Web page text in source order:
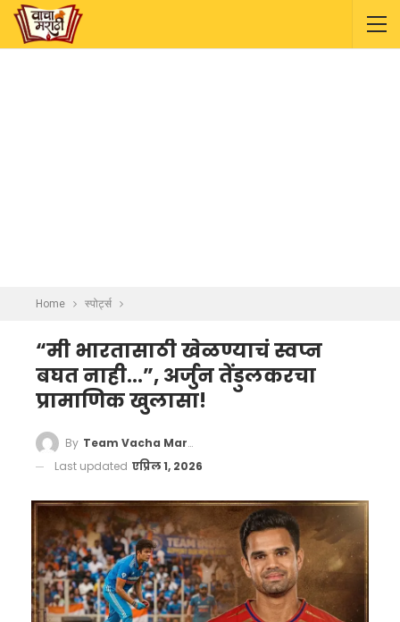
Home स्पोर्ट्स
“मी भारतासाठी खेळण्याचं स्वप्न
बघत नाही…”, अर्जुन तेंडुलकरचा
प्रामाणिक खुलासा!
By Team Vacha Marathi
Last updated एप्रिल 1, 2026